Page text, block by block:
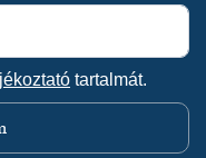
tartalmát.